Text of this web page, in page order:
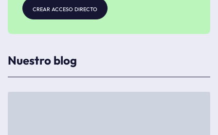
crear acceso directo
Nuestro blog